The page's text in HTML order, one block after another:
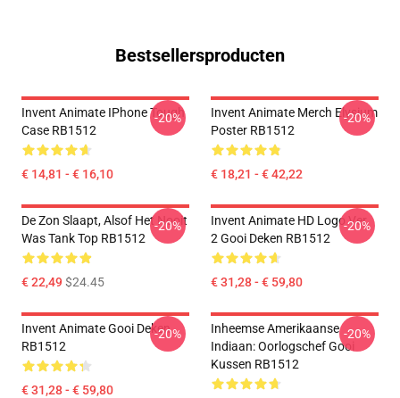
Bestsellersproducten
Invent Animate IPhone Tough
Case RB1512
€ 14,81 - € 16,10
-20%
Invent Animate Merch Elysium
Poster RB1512
€ 18,21 - € 42,22
-20%
De Zon Slaapt, Alsof Het Nooit
Was Tank Top RB1512
€ 22,49$24.45
-20%
Invent Animate HD Logo Ver.
2 Gooi Deken RB1512
€ 31,28 - € 59,80
-20%
Invent Animate Gooi Deken
RB1512
€ 31,28 - € 59,80
-20%
Inheemse Amerikaanse
Indiaan: Oorlogschef Gooi
Kussen RB1512
-20%